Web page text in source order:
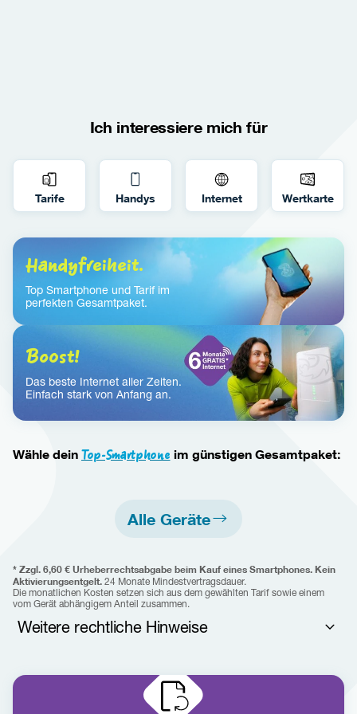
Ich interessiere mich für
Tarife Handys Internet Wertkarte
Handyfreiheit.
Top Smartphone und Tarif im
perfekten Gesamtpaket.
Boost!
Das beste Internet aller Zeiten.
Einfach stark von Anfang an.
Wähle dein Top-Smartphone im günstigen Gesamtpaket:
Alle Geräte
* Zzgl. 6,60 € Urheberrechtsabgabe beim Kauf eines Smartphones. Kein
Aktivierungsentgelt. 24 Monate Mindestvertragsdauer.
Die monatlichen Kosten setzen sich aus dem gewählten Tarif sowie einem
vom Gerät abhängigem Anteil zusammen.
Weitere rechtliche Hinweise
Ihr aktuelles Gerät behalten. Gebühr für vorzeitigen
Gerätetausch (frühestens 12 Monate vor Ablauf der MVD
möglich) pro offenem Monat der Mindestvertragsdauer, wird